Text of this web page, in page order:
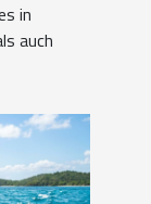
in
auch